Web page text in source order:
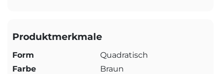
Produktmerkmale
Form
Quadratisch
Farbe
Braun